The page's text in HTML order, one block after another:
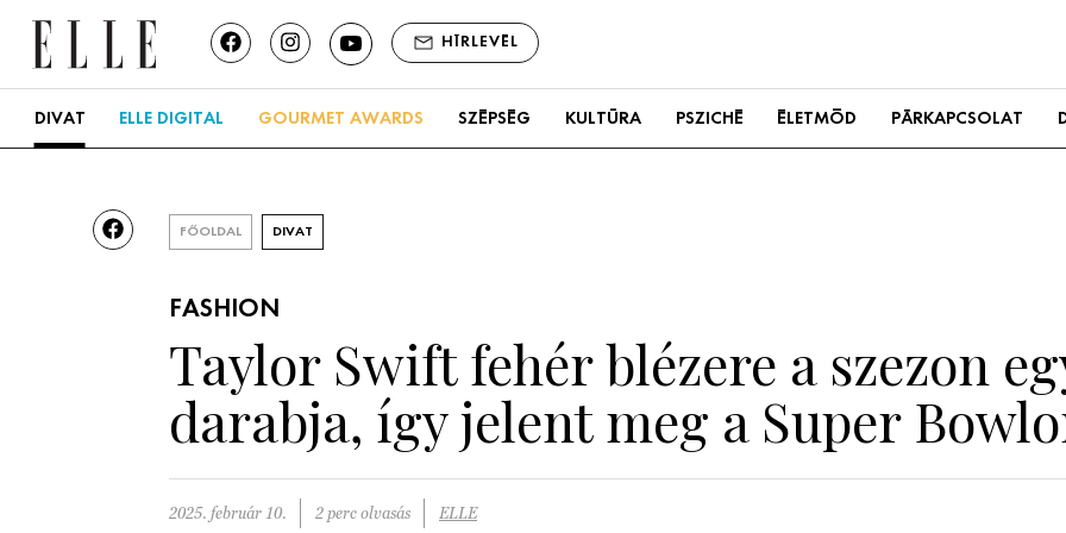
HÍRLEVÉL
DIVAT ELLE DIGITAL GOURMET AWARDS SZÉPSÉG KULTÚRA PSZICHÉ ÉLETMÓD PÁRKAPCSOLAT
FŐOLDAL DIVAT
FASHION
Taylor Swift fehér blézere a szezon
darabja, így jelent meg a Super
2025. február 10. 2 perc olvasás ELLE